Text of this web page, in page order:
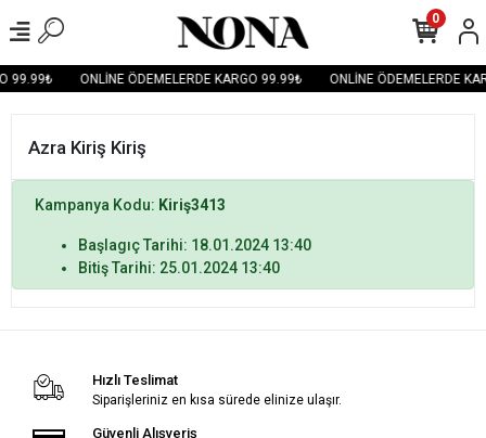
99.99₺ ONLİNE ÖDEMELERDE KARGO 99.99₺ ONLİNE ÖDEMELERDE
0
Azra Kiriş Kiriş
Kampanya Kodu: Kiriş3413
Başlagıç Tarihi: 18.01.2024 13:40
Bitiş Tarihi: 25.01.2024 13:40
Hızlı Teslimat
Siparişleriniz en kısa sürede elinize ulaşır.
Güvenli Alışveriş